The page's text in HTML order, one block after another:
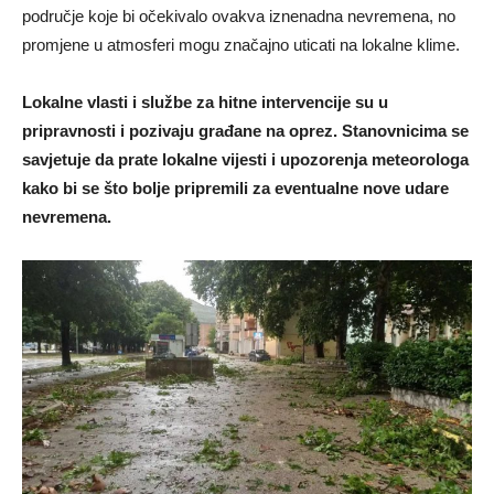
područje koje bi očekivalo ovakva iznenadna nevremena, no
promjene u atmosferi mogu značajno uticati na lokalne klime.
Lokalne vlasti i službe za hitne intervencije su u
pripravnosti i pozivaju građane na oprez. Stanovnicima se
savjetuje da prate lokalne vijesti i upozorenja meteorologa
kako bi se što bolje pripremili za eventualne nove udare
nevremena.